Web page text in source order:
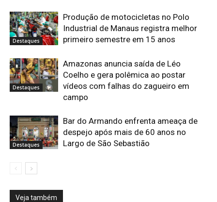
Destaques
Produção de motocicletas no Polo
Industrial de Manaus registra melhor
primeiro semestre em 15 anos
Destaques
Amazonas anuncia saída de Léo
Coelho e gera polêmica ao postar
vídeos com falhas do zagueiro em
campo
Destaques
Bar do Armando enfrenta ameaça de
despejo após mais de 60 anos no
Largo de São Sebastião
Veja também